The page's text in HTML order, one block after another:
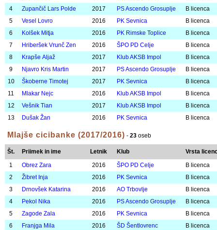
14.03.2026, Celje, Hitrost (ŠPO PD Celje)
Prikaži podatke tekme
Štartne liste po kategorijah:
Število prijavljenih: | Vrstni red:po štartni številki
Mlajši cicibani (2017/2016)-13oseb
Št. Priimek in ime Letnik Klub
Vrsta
1
Brbre Vid 2016 PK Rimske Toplice
B licenca
2
Pantar Lovro 2016 PS Ascendo Grosuplje
B licenca
Zupančič Lars Polde PS Ascendo Grosuplje
5
Vesel Lovro 2016 PK Sevnica
B licenca
6
Kolšek Mitja 2016 PK Rimske Toplice
B licenca
7
Hriberšek Vrunč Zen 2016 ŠPO PD Celje
B licenca
8
Krapše Aljaž 2017 Klub AKSB Impol
B licenca
9
Njavro Kris Martin 2017 PS Ascendo Grosuplje
B licenca
10
Škoberne Timotej 2017 PK Sevnica
B licenca
11
Mlakar Nejc 2016 Klub AKSB Impol
B licenca